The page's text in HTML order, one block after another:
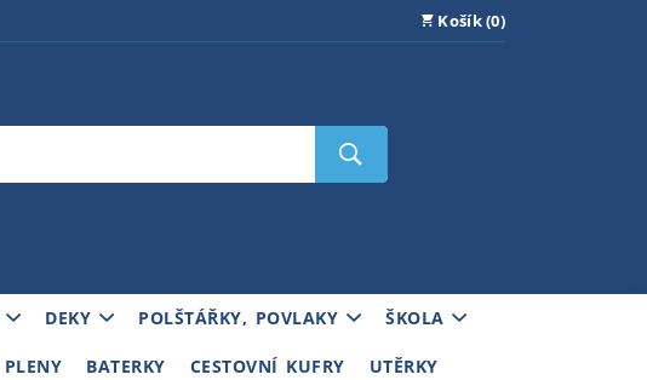
Košík (0)
DEKY POLŠTÁŘKY, POVLAKY ŠKOLA
BATERKY CESTOVNÍ KUFRY UTĚRKY